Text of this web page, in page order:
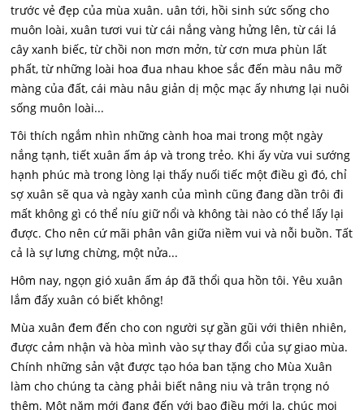
trước vẻ đẹp của mùa xuân. uân tới, hồi sinh sức sống cho
muôn loài, xuân tươi vui từ cái nắng vàng hửng lên, từ cái lá
cây xanh biếc, từ chồi non mơn mởn, từ cơn mưa phùn lất
phất, từ những loài hoa đua nhau khoe sắc đến màu nâu mỡ
màng của đất, cái màu nâu giản dị mộc mạc ấy nhưng lại nuôi
sống muôn loài...
Tôi thích ngắm nhìn những cành hoa mai trong một ngày
nắng tạnh, tiết xuân ấm áp và trong trẻo. Khi ấy vừa vui sướng
hạnh phúc mà trong lòng lại thấy nuối tiếc một điều gì đó, chỉ
sợ xuân sẽ qua và ngày xanh của mình cũng đang dần trôi đi
mất không gì có thể níu giữ nổi và không tài nào có thể lấy lại
được. Cho nên cứ mãi phân vân giữa niềm vui và nỗi buồn. Tất
cả là sự lưng chừng, một nửa...
Hôm nay, ngọn gió xuân ấm áp đã thổi qua hồn tôi. Yêu xuân
lắm đấy xuân có biết không!
Mùa xuân đem đến cho con người sự gần gũi với thiên nhiên,
được cảm nhận và hòa mình vào sự thay đổi của sự giao mùa.
Chính những sản vật được tạo hóa ban tặng cho Mùa Xuân
làm cho chúng ta càng phải biết nâng niu và trân trọng nó
thêm. Một năm mới đang đến với bao điều mới lạ, chúc mọi